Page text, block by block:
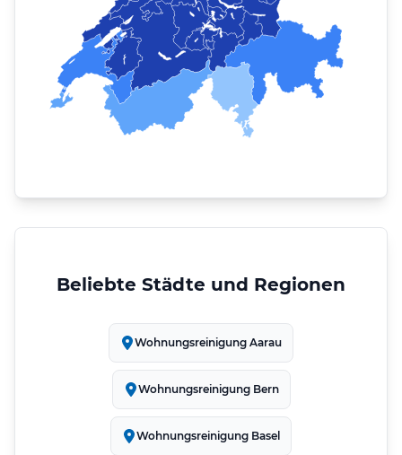
Beliebte Städte und Regionen
Wohnungsreinigung Aarau
Wohnungsreinigung Bern
Wohnungsreinigung Basel